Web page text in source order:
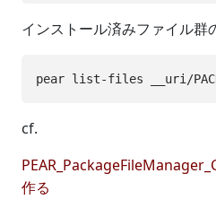
インストール済みファイル群
cf.
作る